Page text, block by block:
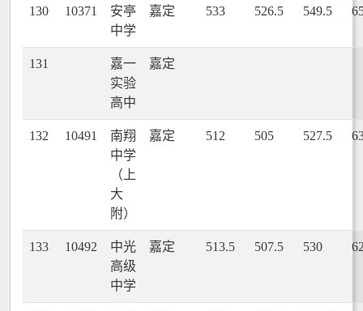
130 10371
安亭
中学
嘉定 533 526.5 549.5
131
嘉一
实验
高中
嘉定
132 10491
南翔
中学
（上
大
附）
嘉定 512 505 527.5
133 10492
中光
高级
中学
嘉定 513.5 507.5 530